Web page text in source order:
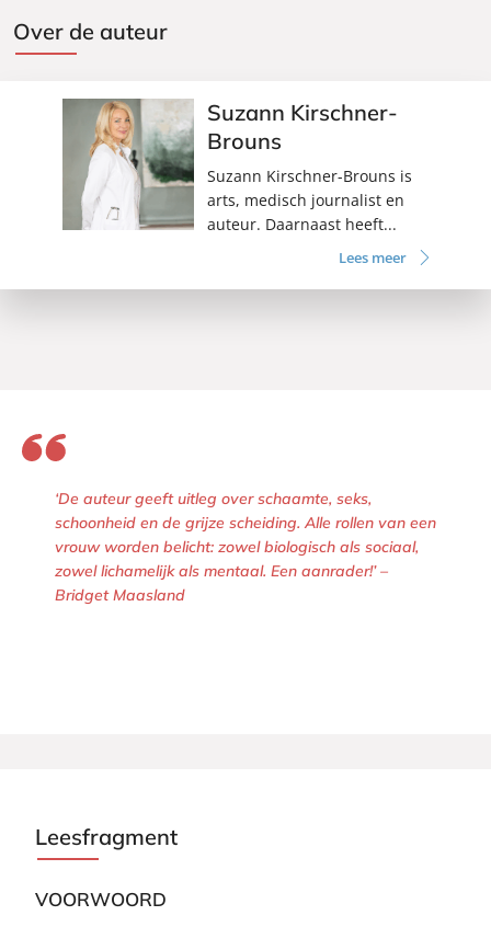
Over de auteur
Suzann Kirschner-
Brouns
Suzann Kirschner-Brouns is
arts, medisch journalist en
auteur. Daarnaast heeft...
Lees meer
‘De auteur geeft uitleg over schaamte, seks,
schoonheid en de grijze scheiding. Alle rollen van een
vrouw worden belicht: zowel biologisch als sociaal,
zowel lichamelijk als mentaal. Een aanrader!’ –
Bridget Maasland
Leesfragment
VOORWOORD